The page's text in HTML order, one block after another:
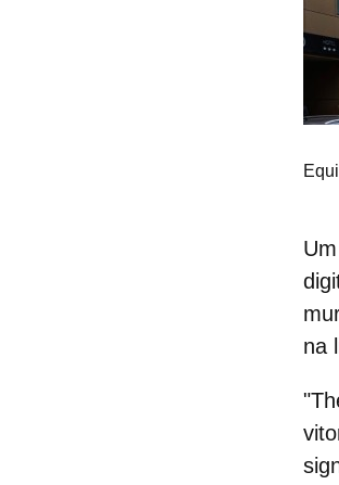
na